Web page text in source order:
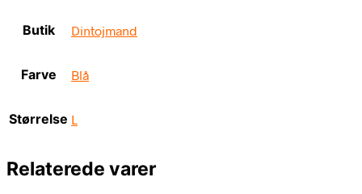
Butik Dintojmand
Farve Blå
Størrelse L
Relaterede varer